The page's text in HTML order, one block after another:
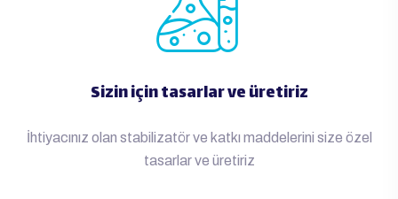
Sizin için tasarlar ve üretiriz
İhtiyacınız olan stabilizatör ve katkı maddelerini size özel
tasarlar ve üretiriz